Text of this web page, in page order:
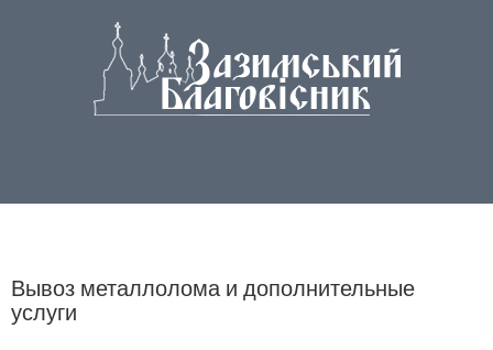
Вывоз металлолома и дополнительные
услуги